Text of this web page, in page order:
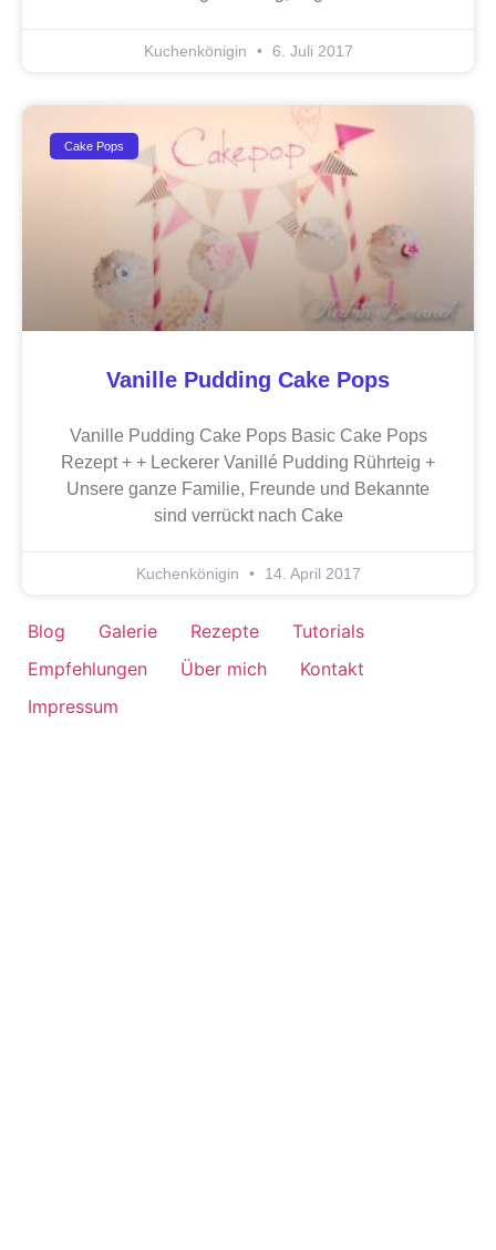
Kuchenkönigin 6. Juli 2017
Cake Pops
Vanille Pudding Cake Pops
Vanille Pudding Cake Pops Basic Cake Pops
Rezept + + Leckerer Vanillé Pudding Rührteig +
Unsere ganze Familie, Freunde und Bekannte
sind verrückt nach Cake
Kuchenkönigin 14. April 2017
Blog Galerie Rezepte
Tutorials
Empfehlungen
Über mich
Kontakt
Impressum